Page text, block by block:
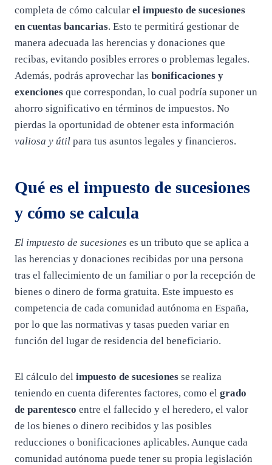
completa de cómo calcular el impuesto de sucesiones
en cuentas bancarias. Esto te permitirá gestionar de
manera adecuada las herencias y donaciones que
recibas, evitando posibles errores o problemas legales.
Además, podrás aprovechar las bonificaciones y
exenciones que correspondan, lo cual podría suponer un
ahorro significativo en términos de impuestos. No
pierdas la oportunidad de obtener esta información
valiosa y útil para tus asuntos legales y financieros.
Qué es el impuesto de sucesiones
y cómo se calcula
El impuesto de sucesiones es un tributo que se aplica a
las herencias y donaciones recibidas por una persona
tras el fallecimiento de un familiar o por la recepción de
bienes o dinero de forma gratuita. Este impuesto es
competencia de cada comunidad autónoma en España,
por lo que las normativas y tasas pueden variar en
función del lugar de residencia del beneficiario.
El cálculo del impuesto de sucesiones se realiza
teniendo en cuenta diferentes factores, como el grado
de parentesco entre el fallecido y el heredero, el valor
de los bienes o dinero recibidos y las posibles
reducciones o bonificaciones aplicables. Aunque cada
comunidad autónoma puede tener su propia legislación